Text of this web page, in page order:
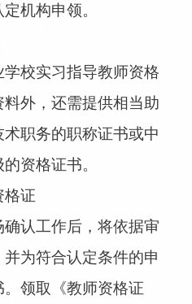
机构申领。
校实习指导教师资格
外，还需提供相当助
职务的职称证书或中
资格证书。
格证
认工作后，将依据审
为符合认定条件的申
领取《教师资格证